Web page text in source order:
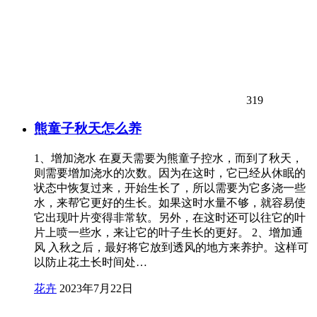
319
熊童子秋天怎么养
1、增加浇水 在夏天需要为熊童子控水，而到了秋天，
则需要增加浇水的次数。因为在这时，它已经从休眠的
状态中恢复过来，开始生长了，所以需要为它多浇一些
水，来帮它更好的生长。如果这时水量不够，就容易使
它出现叶片变得非常软。另外，在这时还可以往它的叶
片上喷一些水，来让它的叶子生长的更好。 2、增加通
风 入秋之后，最好将它放到透风的地方来养护。这样可
以防止花土长时间处…
花卉 2023年7月22日